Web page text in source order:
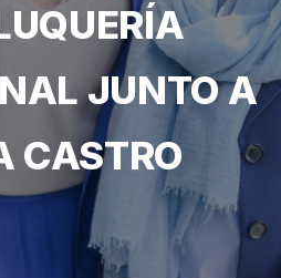
JUNTO A
CASTRO